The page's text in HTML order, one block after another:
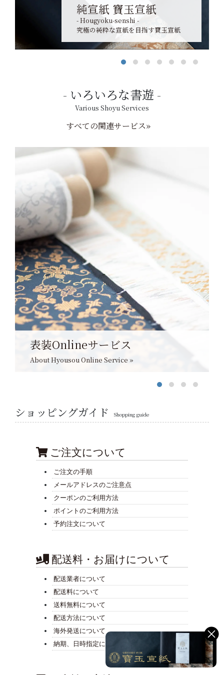
純宣紙 寶玉宣紙
- Hougyoku-senshi -
究極の純粋な宣紙を目指す寶玉宣紙
いろいろな書遊
Various Shoyu Services
すべての関連サービス»
表装Onlineサービス
About Hyousou Online Service »
ショッピングガイド Shopping guide
ご注文について
ご注文の手順
メールアドレスのご注意点
クーポンのご利用方法
ポイントのご利用方法
予約注文について
配送料・お届けについて
配送業者について
配送料について
送料無料について
配送方法について
海外発送について
納期、日時指定について